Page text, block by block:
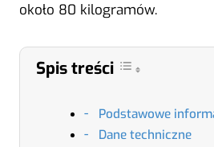
około 80 kilogramów.
Spis treści
Podstawowe
Dane techniczne